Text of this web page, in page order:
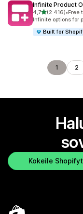
Infinite Product
4,7/ 5 tähteä
(2 416)
2416 arvostelua
•Free
Infinite options for
Built for
1 2
Kokeile